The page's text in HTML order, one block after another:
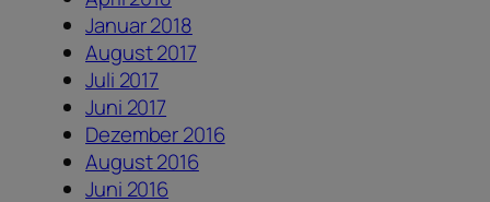
Januar 2018
August 2017
Juli 2017
Juni 2017
Dezember 2016
August 2016
Juni 2016